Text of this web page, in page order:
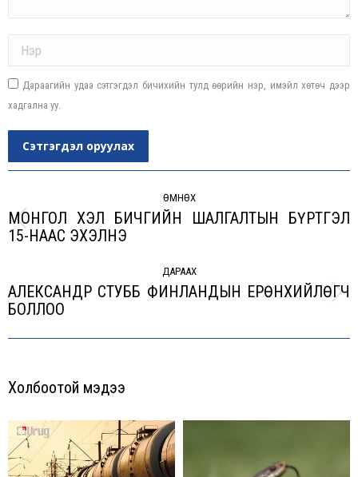
Дараагийн удаа сэтгэгдэл бичихийн тулд өөрийн нэр, имэйл хөтөч дээр
хадгална уу.
Сэтгэгдэл оруулах
ӨМНӨХ
Previous
МОНГОЛ ХЭЛ БИЧГИЙН ШАЛГАЛТЫН БҮРТГЭЛ
15-НААС ЭХЭЛНЭ
ДАРААХ
Next
АЛЕКСАНДР СТУББ ФИНЛАНДЫН ЕРӨНХИЙЛӨГЧ
БОЛЛОО
Холбоотой мэдээ